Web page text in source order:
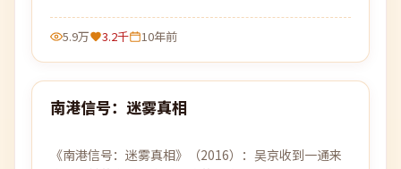
5.9万 3.2千 10年前
最新
99:35
南港信号：迷雾真相
《南港信号：迷雾真相》（2016）：吴京收到一通来